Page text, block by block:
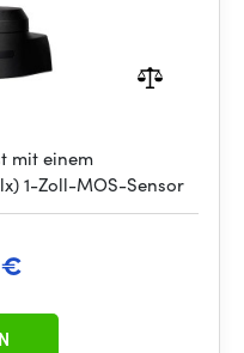
mit einem
1-Zoll-MOS-Sensor